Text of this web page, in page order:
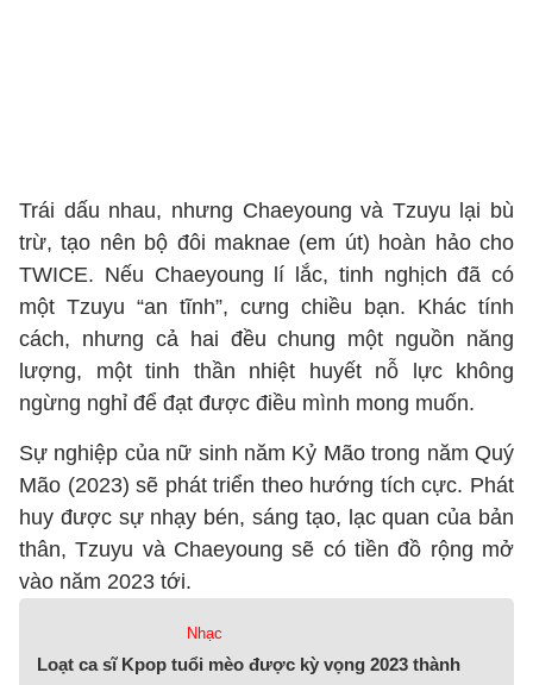
Trái dấu nhau, nhưng Chaeyoung và Tzuyu lại bù
trừ, tạo nên bộ đôi maknae (em út) hoàn hảo cho
TWICE. Nếu Chaeyoung lí lắc, tinh nghịch đã có
một Tzuyu “an tĩnh”, cưng chiều bạn. Khác tính
cách, nhưng cả hai đều chung một nguồn năng
lượng, một tinh thần nhiệt huyết nỗ lực không
ngừng nghỉ để đạt được điều mình mong muốn.
Sự nghiệp của nữ sinh năm Kỷ Mão trong năm Quý
Mão (2023) sẽ phát triển theo hướng tích cực. Phát
huy được sự nhạy bén, sáng tạo, lạc quan của bản
thân, Tzuyu và Chaeyoung sẽ có tiền đồ rộng mở
vào năm 2023 tới.
Nhạc
Loạt ca sĩ Kpop tuổi mèo được kỳ vọng 2023 thành